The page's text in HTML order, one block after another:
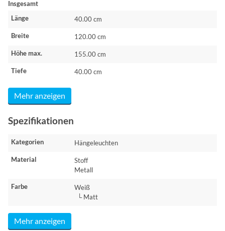
Insgesamt
Länge
40.00 cm
Breite 120.00 cm
Höhe max. 155.00 cm
Tiefe 40.00 cm
Mehr anzeigen
Spezifikationen
Kategorien Hängeleuchten
Material
Stoff
Metall
Farbe
Weiß
└ Matt
Mehr anzeigen